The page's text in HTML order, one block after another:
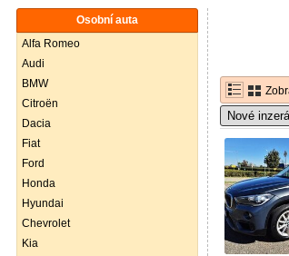
Osobní auta
Alfa Romeo
Audi
BMW
Citroën
Dacia
Fiat
Ford
Honda
Hyundai
Chevrolet
Kia
Nové